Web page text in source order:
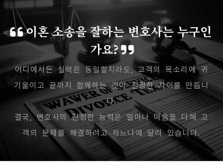
이혼 소송을 잘하는 변호사는 누구인
가요?
어디에서든 실력은 동일할지라도, 고객의 목소리에 귀
기울이고 끝까지 함께하는 것이 진정한 차이를 만듭니
다.
결국, 변호사의 진정한 능력은 얼마나 마음을 다해 고
객의 문제를 해결하려고 하느냐에 달려 있습니다.